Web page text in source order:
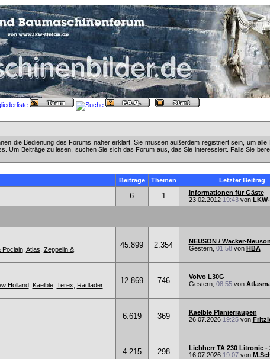
die Bedienung des Forums näher erklärt. Sie müssen außerdem registriert sein, um
Um Beiträge zu lesen, suchen Sie sich das Forum aus, das Sie interessiert. Falls Sie
Beiträge Themen Letzter Beitrag
6 1
Informationen für Gäste
23.02.2012 19:43von
Poclain, Atlas Zeppelin &
45.899 2.354
NEUSON / Wacker-
Gestern, 01:58von HBA
Holland, Kaelble, Terex
Radlader
12.869 746
Volvo L30G
Gestern, 08:55von
6.619 369
Kaelble Planierraupen
26.07.2026 19:25von
4.215 298
Liebherr TA 230 Litronic -
16.07.2026 19:07von